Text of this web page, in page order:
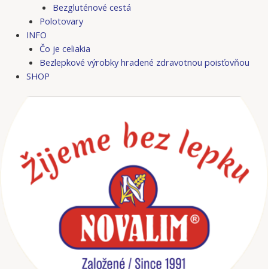
Bezgluténové cestá
Polotovary
INFO
Čo je celiakia
Bezlepkové výrobky hradené zdravotnou poisťovňou
SHOP